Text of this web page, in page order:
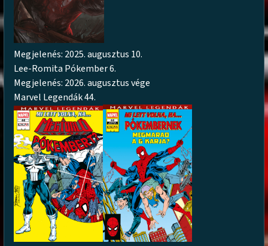
Megjelenés: 2025. augusztus 10.
Lee-Romita Pókember 6.
Megjelenés: 2026. augusztus vége
Marvel Legendák 44.